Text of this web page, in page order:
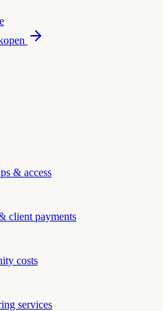
& access
client payments
costs
services